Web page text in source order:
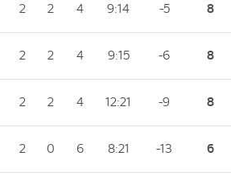
2 2 4 9:14 -5 8
2 2 4 9:15 -6 8
2 2 4 12:21 -9 8
2 0 6 8:21 -13 6